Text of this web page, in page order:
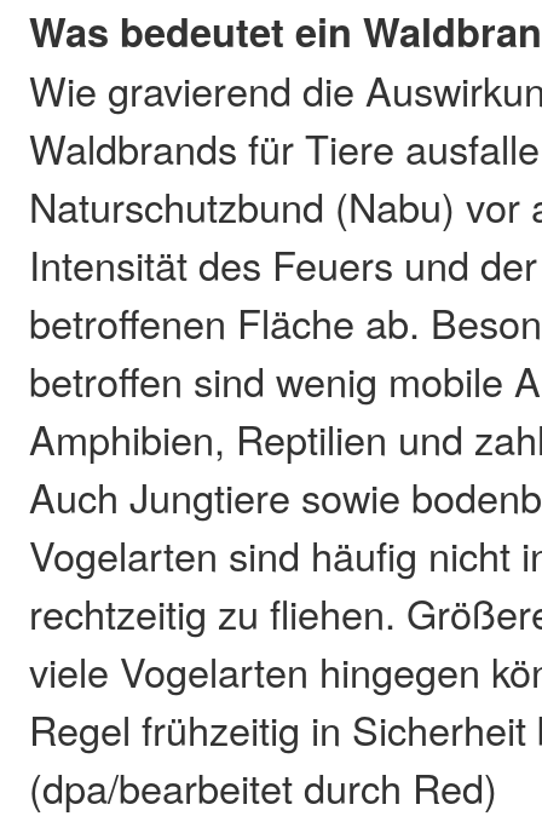
Was bedeutet ein
Wie gravierend die
Waldbrands für Tiere
Naturschutzbund (Nabu) vor
Intensität des Feuers und
betroffenen Fläche ab.
betroffen sind wenig mobile
Amphibien, Reptilien und
Auch Jungtiere sowie
Vogelarten sind häufig nicht
rechtzeitig zu fliehen.
viele Vogelarten hingegen
Regel frühzeitig in Sicherheit
(dpa/bearbeitet durch Red)